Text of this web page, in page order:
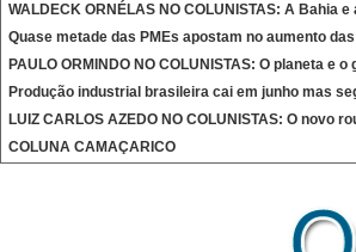
WALDECK ORNÉLAS NO COLUNISTAS: A Bahia
Quase metade das PMEs apostam no aumento
PAULO ORMINDO NO COLUNISTAS: O planeta e
Produção industrial brasileira cai em junho mas
LUIZ CARLOS AZEDO NO COLUNISTAS: O novo
COLUNA CAMAÇARICO